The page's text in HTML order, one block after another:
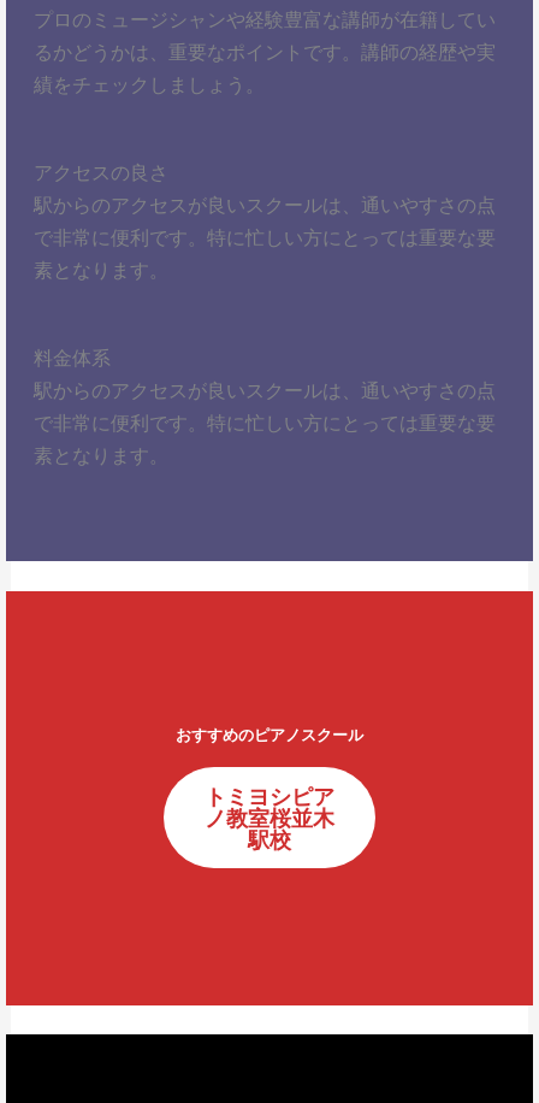
プロのミュージシャンや経験豊富な講師が在籍してい
るかどうかは、重要なポイントです。講師の経歴や実
績をチェックしましょう。
アクセスの良さ
駅からのアクセスが良いスクールは、通いやすさの点
で非常に便利です。特に忙しい方にとっては重要な要
素となります。
料金体系
駅からのアクセスが良いスクールは、通いやすさの点
で非常に便利です。特に忙しい方にとっては重要な要
素となります。
おすすめのピアノスクール
トミヨシピア
ノ教室桜並木
駅校